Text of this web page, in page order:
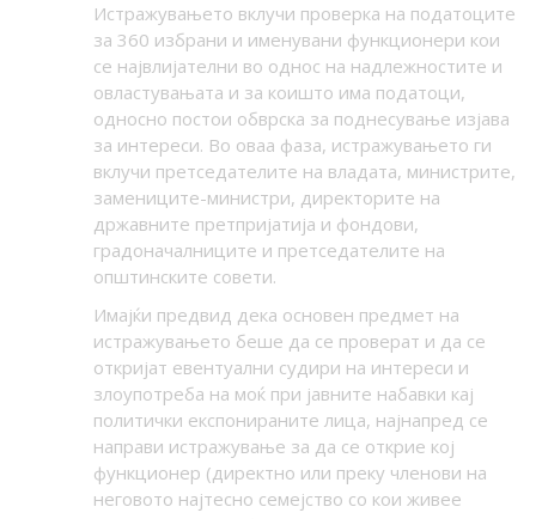
Истражувањето вклучи проверка на податоците
за 360 избрани и именувани функционери кои
се највлијателни во однос на надлежностите и
овластувањата и за коишто има податоци,
односно постои обврска за поднесување изјава
за интереси. Во оваа фаза, истражувањето ги
вклучи претседателите на владата, министрите,
замениците-министри, директорите на
државните претпријатија и фондови,
градоначалниците и претседателите на
општинските совети.
Имајќи предвид дека основен предмет на
истражувањето беше да се проверат и да се
откријат евентуални судири на интереси и
злоупотреба на моќ при јавните набавки кај
политички експонираните лица, најнапред се
направи истражување за да се открие кој
функционер (директно или преку членови на
неговото најтесно семејство со кои живее